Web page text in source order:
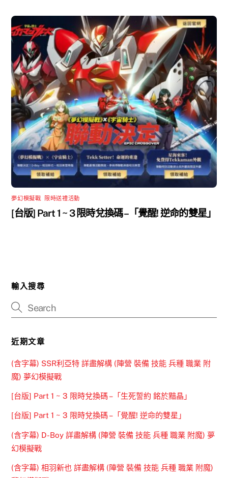
夢幻模擬戰 限時送禮活動
[台版] Part 1 ~ 3 限時兌換碼 –「覺醒! 逆命的雙星」
輸入搜尋
近期文章
(含字幕) SSR利亞特 詳盡解構 (陣營 裝備 技能 兵種 職業 附
魔) 夢幻模擬戰
[台版] Part 1 ~ 3 限時兌換碼 –「生死誓約 銘於黯晶」
[台版] Part 1 ~ 3 限時兌換碼 –「覺醒! 逆命的雙星」
(含字幕) D-Boy 詳盡解構 (陣營 裝備 技能 兵種 職業 附魔) 夢
幻模擬戰
(含字幕) 相羽新也 詳盡解構 (陣營 裝備 技能 兵種 職業 附魔)